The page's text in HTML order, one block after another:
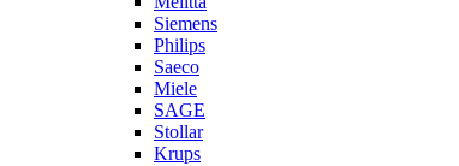
Siemens
Philips
Saeco
Miele
SAGE
Stollar
Krups